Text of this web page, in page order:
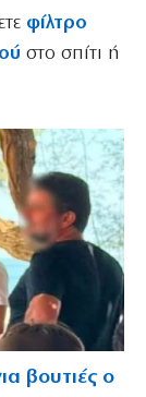
φίλτρο
στο σπίτι ή
βουτιές ο